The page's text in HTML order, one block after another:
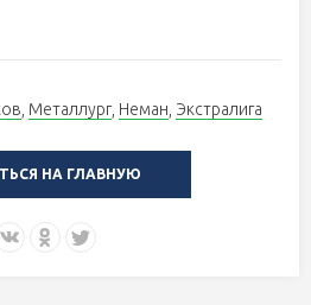
Металлург, Неман Экстралига
НА ГЛАВНУЮ